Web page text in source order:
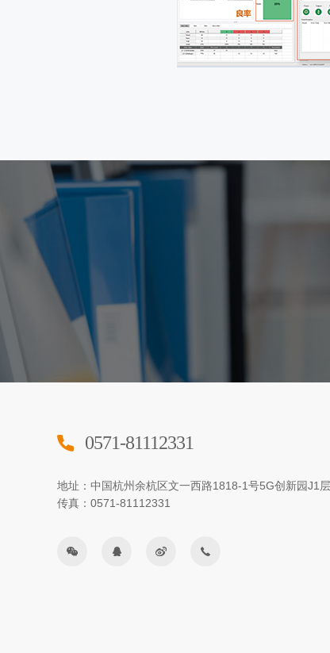
0571-81112331
地址：中国杭州余杭区文一西路1818-1号5G创新园J1
传真：0571-81112331